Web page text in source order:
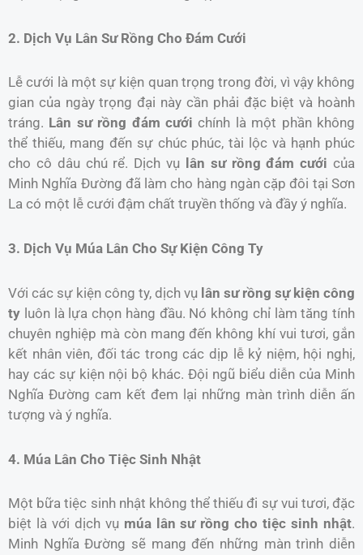
2. Dịch Vụ Lân Sư Rồng Cho Đám Cưới
Lễ cưới là một sự kiện quan trọng trong đời, vì vậy không
gian của ngày trọng đại này cần phải đặc biệt và hoành
tráng. Lân sư rồng đám cưới chính là một phần không
thể thiếu, mang đến sự chúc phúc, tài lộc và hạnh phúc
cho cô dâu chú rể. Dịch vụ lân sư rồng đám cưới của
Minh Nghĩa Đường đã làm cho hàng ngàn cặp đôi tại Sơn
La có một lễ cưới đậm chất truyền thống và đầy ý nghĩa.
3. Dịch Vụ Múa Lân Cho Sự Kiện Công Ty
Với các sự kiện công ty, dịch vụ lân sư rồng sự kiện công
ty luôn là lựa chọn hàng đầu. Nó không chỉ làm tăng tính
chuyên nghiệp mà còn mang đến không khí vui tươi, gắn
kết nhân viên, đối tác trong các dịp lễ kỷ niệm, hội nghị,
hay các sự kiện nội bộ khác. Đội ngũ biểu diễn của Minh
Nghĩa Đường cam kết đem lại những màn trình diễn ấn
tượng và ý nghĩa.
4. Múa Lân Cho Tiệc Sinh Nhật
Một bữa tiệc sinh nhật không thể thiếu đi sự vui tươi, đặc
biệt là với dịch vụ múa lân sư rồng cho tiệc sinh nhật.
Minh Nghĩa Đường sẽ mang đến những màn trình diễn